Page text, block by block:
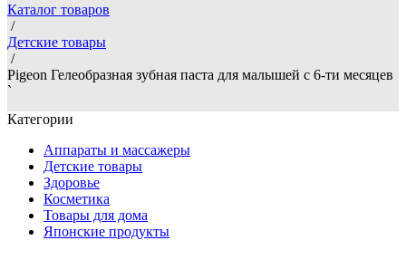
Каталог товаров
/
Детские товары
/
Pigeon Гелеобразная зубная паста для малышей с 6-ти месяцев
`
Категории
Аппараты и массажеры
Детские товары
Здоровье
Косметика
Товары для дома
Японские продукты